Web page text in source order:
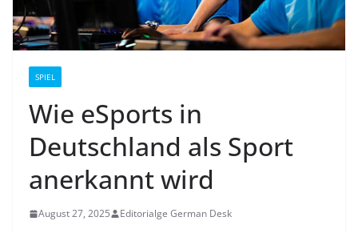
SPIEL
Wie eSports in
Deutschland als Sport
anerkannt wird
August 27, 2025 Editorialge German Desk